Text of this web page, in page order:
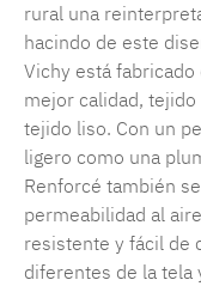
rural una
hacindo de este
Vichy está
mejor calidad,
tejido liso. Con un
ligero como una
Renforcé también
permeabilidad al
resistente y fácil de
diferentes de la tela